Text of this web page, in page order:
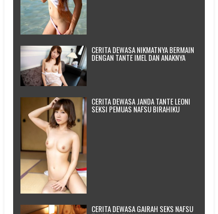
CERITA DEWASA NIKMATNYA BERMAIN
DENGAN TANTE IMEL DAN ANAKNYA
CERITA DEWASA JANDA TANTE LEONI
SEKSI PEMUAS NAFSU BIRAHIKU
CERITA DEWASA GAIRAH SEKS NAFSU